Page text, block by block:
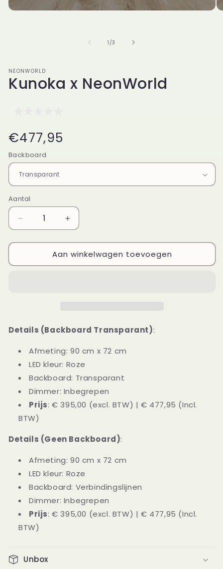
in
modaal
in
1 /van
3
NEONWORLD
Kunoka x NeonWorld
Normale
prijs
€477,95
Backboard
Aantal
Aantal
verlagen
voor
x
Aantal
verhogen
voor
Kunoka
x
Aan winkelwagen toevoegen
Details (Backboard Transparant):
Afmeting: 90 cm x 72 cm
LED kleur: Roze
Backboard: Transparant
Dimmer: Inbegrepen
Prijs: € 395,00 (excl. BTW) | € 477,95 (Incl.
BTW)
Details (Geen Backboard):
Afmeting: 90 cm x 72 cm
LED kleur: Roze
Backboard: Verbindingslijnen
Dimmer: Inbegrepen
Prijs: € 395,00 (excl. BTW) | € 477,95 (Incl.
BTW)
Unbox